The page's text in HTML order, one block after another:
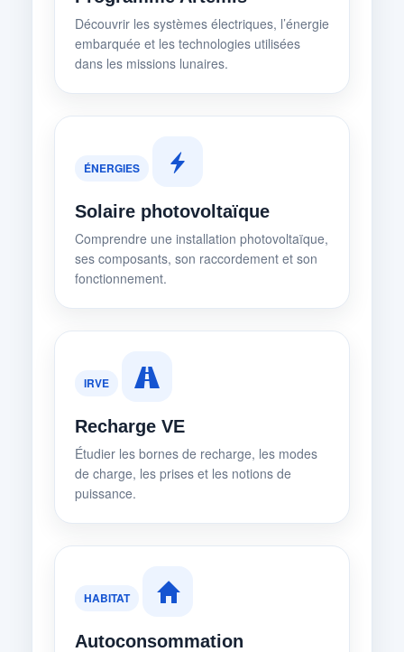
Découvrir les systèmes électriques, l’énergie
embarquée et les technologies utilisées
dans les missions lunaires.
ÉNERGIES
Solaire photovoltaïque
Comprendre une installation photovoltaïque,
ses composants, son raccordement et son
fonctionnement.
IRVE
Recharge VE
Étudier les bornes de recharge, les modes
de charge, les prises et les notions de
puissance.
HABITAT
Autoconsommation